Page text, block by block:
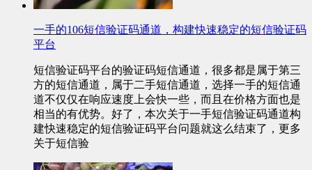
一手的106短信验证码通道，构建快速稳定的短信验证码
平台
短信验证码平台的验证码短信通道，很多都是属于第三
方的短信通道，属于二手短信通道，选择一手的短信通
道不仅仅在响应速度上会快一些，而且在价格方面也是
相当的有优势。好了，本次关于一手短信验证码通道构
建快速稳定的短信验证码平台问题就这么结束了，更多
关于短信验